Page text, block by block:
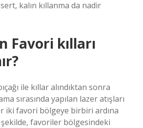
kalın kıllanma da nadir
Favori kılları
ile kıllar alındıktan sonra
sırasında yapılan lazer atışları
iki favori bölgeye birbiri ardına
şekilde, favoriler bölgesindeki